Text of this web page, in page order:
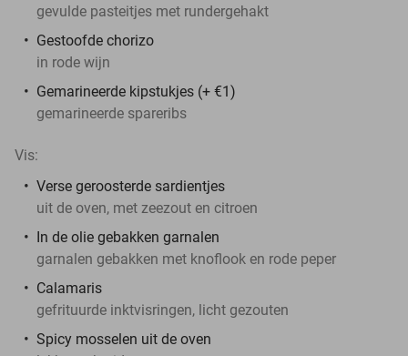
gevulde pasteitjes met rundergehakt
Gestoofde chorizo
in rode wijn
Gemarineerde kipstukjes (+ €1)
gemarineerde spareribs
Vis:
Verse geroosterde sardientjes
uit de oven, met zeezout en citroen
In de olie gebakken garnalen
garnalen gebakken met knoflook en rode peper
Calamaris
gefrituurde inktvisringen, licht gezouten
Spicy mosselen uit de oven